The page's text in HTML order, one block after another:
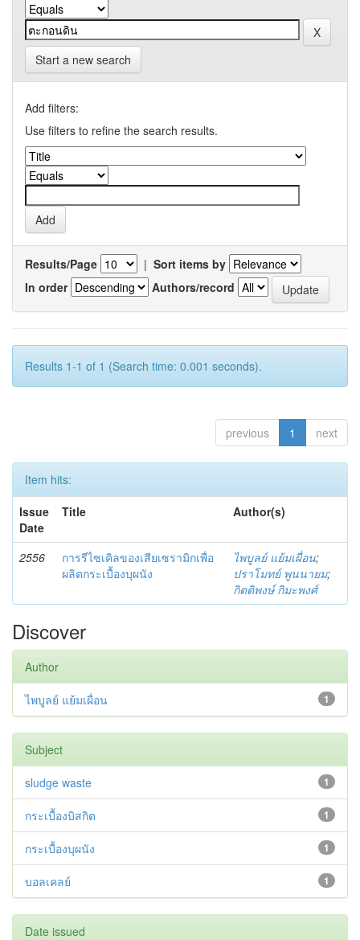
Start a new search
Add filters:
Use filters to refine the search results.
Results/Page | Sort items by
In order
Authors/record
Results 1-1 of 1 (Search time: 0.001 seconds).
previous 1 next
Item hits:
Issue
Date
Title Author(s)
2556
การรีไซเคิลของเสียเซรามิกเพื่อ
ผลิตกระเบื้องบุผนัง
ไพบูลย์ แย้มเผื่อน;
ปราโมทย์ พูนนายม;
กิตติพงษ์ กิมะพงศ์
Discover
Author
1
ไพบูลย์ แย้มเผื่อน
Subject
1
sludge waste
1
กระเบื้องบิสกิต
1
กระเบื้องบุผนัง
1
บอลเคลย์
Date issued